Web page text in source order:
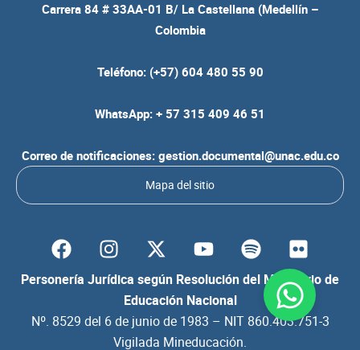
Carrera 84 # 33AA-01 B/ La Castellana (Medellín –
Colombia
Teléfono: (+57) 604 480 55 90
WhatsApp: + 57 315 409 46 51
Correo de notificaciones: gestion.documental@unac.edu.co
Mapa del sitio
Personería Jurídica según Resolución del Ministerio de
Educación Nacional
Nº. 8529 del 6 de junio de 1983 – NIT 860.403.751-3
Vigilada Mineducación.
F
a
c
b
I
n
s
a
g
Y
o
u
t
u
b
S
p
o
i
F
l
i
c
k